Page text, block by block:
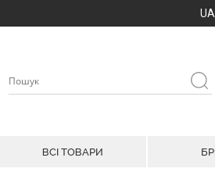
UA
ВСІ ТОВАРИ